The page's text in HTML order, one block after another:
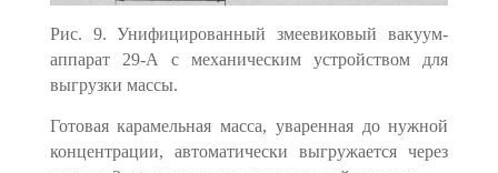
Рис. 9. Унифицированный змеевиковый вакуум-
аппарат 29-А с механиче­ским устройством для
выгрузки массы.
Готовая карамельная масса, уваренная до нужной
концентрации, авто­матически выгружается через